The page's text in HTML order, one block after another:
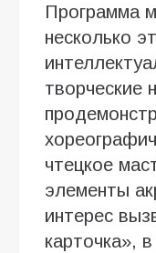
Программа
несколько
творческие
чтецкое
элементы
интерес
карточка»,